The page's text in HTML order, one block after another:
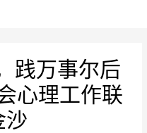
践万事尔后
心理工作联
沙